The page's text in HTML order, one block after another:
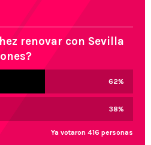
renovar con Sevilla
62%
38%
Ya votaron 416 personas